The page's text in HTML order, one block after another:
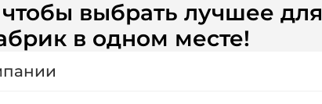
выбрать лучшее
в одном месте!